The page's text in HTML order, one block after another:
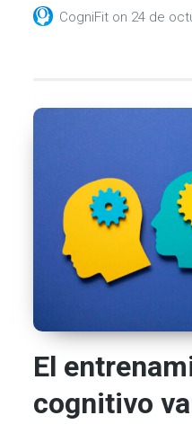
CogniFit on 24 de
El
cognitivo